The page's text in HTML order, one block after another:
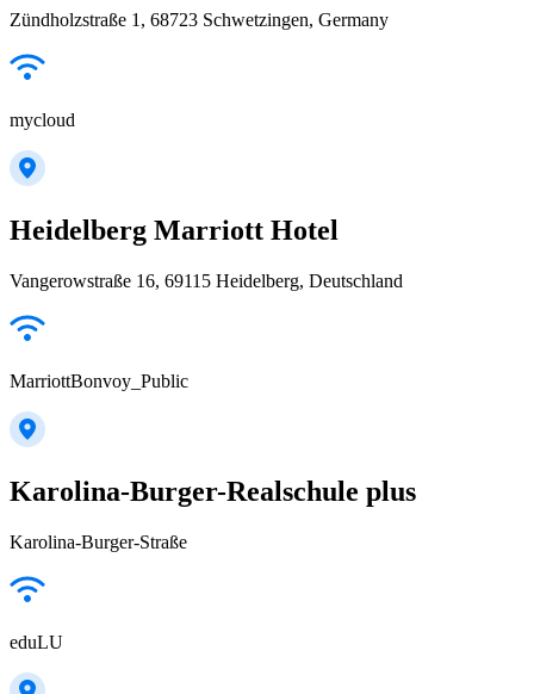
Zündholzstraße 1, 68723 Schwetzingen, Germany
mycloud
Heidelberg Marriott Hotel
Vangerowstraße 16, 69115 Heidelberg, Deutschland
MarriottBonvoy_Public
Karolina-Burger-Realschule plus
Karolina-Burger-Straße
eduLU